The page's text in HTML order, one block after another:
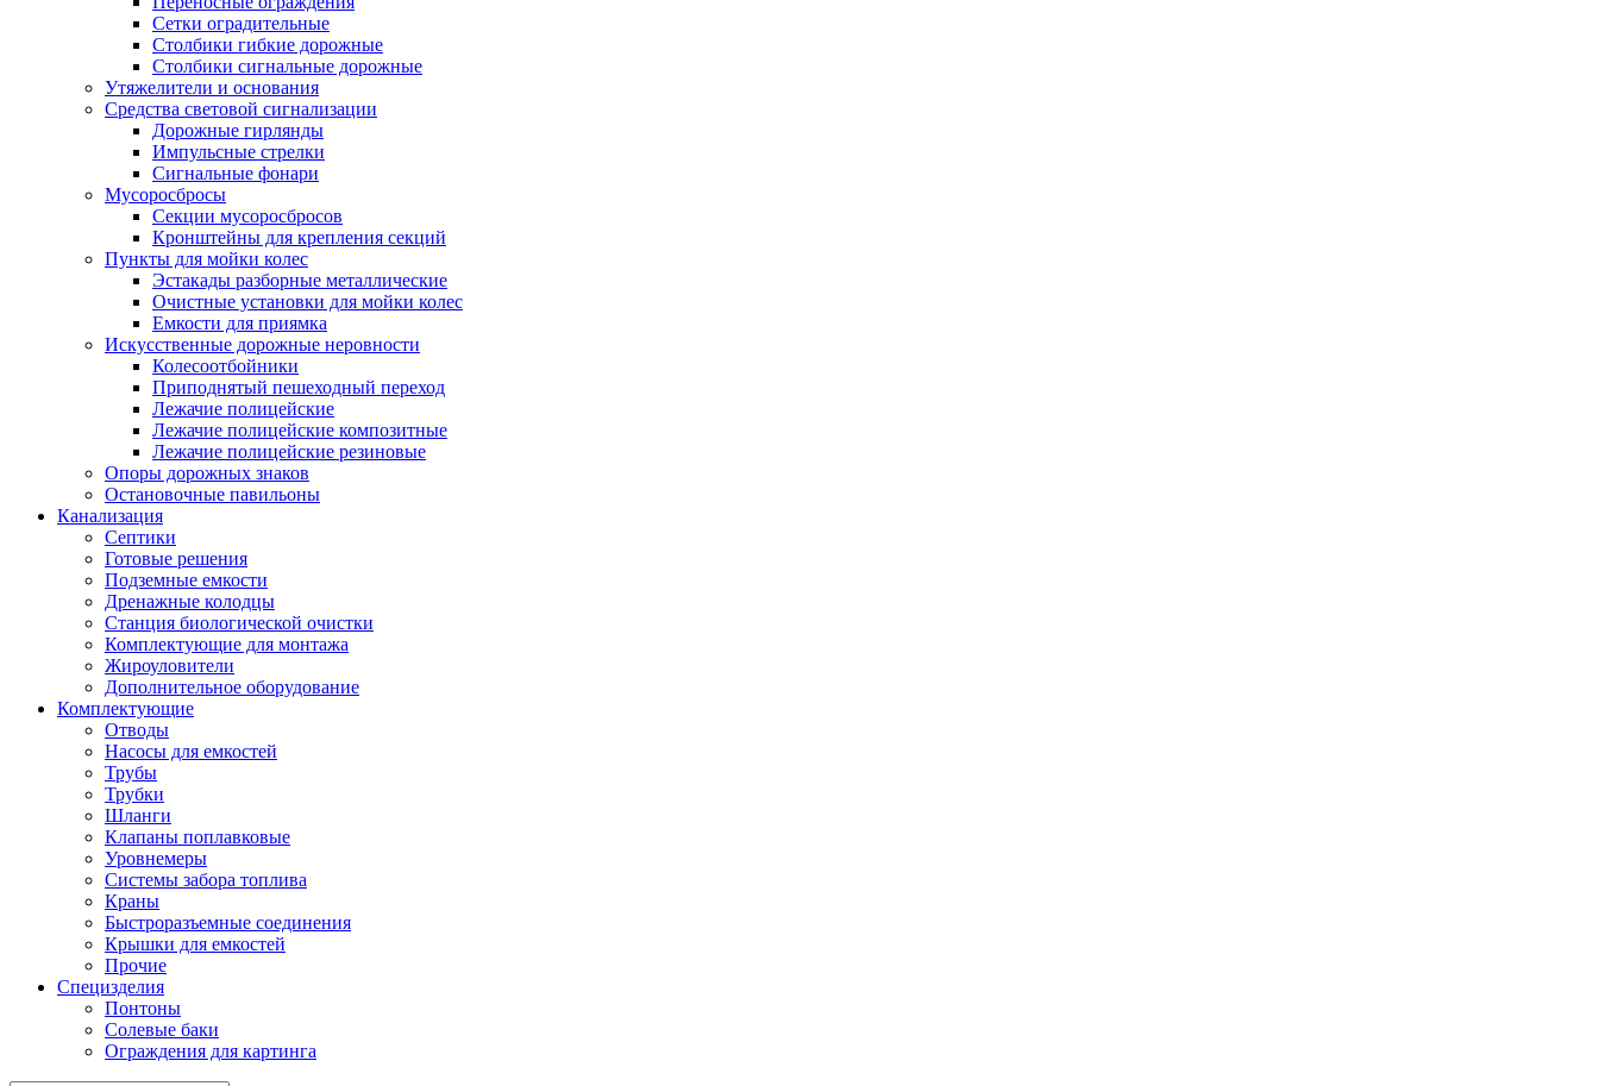
Сетки оградительные
Столбики гибкие дорожные
Столбики сигнальные дорожные
Утяжелители и основания
Средства световой сигнализации
Дорожные гирлянды
Импульсные стрелки
Сигнальные фонари
Мусоросбросы
Секции мусоросбросов
Кронштейны для крепления секций
Пункты для мойки колес
Эстакады разборные металлические
Очистные установки для мойки колес
Емкости для приямка
Искусственные дорожные неровности
Колесоотбойники
Приподнятый пешеходный переход
Лежачие полицейские
Лежачие полицейские композитные
Лежачие полицейские резиновые
Опоры дорожных знаков
Остановочные павильоны
Канализация
Септики
Готовые решения
Подземные емкости
Дренажные колодцы
Станция биологической очистки
Комплектующие для монтажа
Жироуловители
Дополнительное оборудование
Комплектующие
Отводы
Насосы для емкостей
Трубы
Трубки
Шланги
Клапаны поплавковые
Уровнемеры
Системы забора топлива
Краны
Быстроразъемные соединения
Крышки для емкостей
Прочие
Специзделия
Понтоны
Солевые баки
Ограждения для картинга